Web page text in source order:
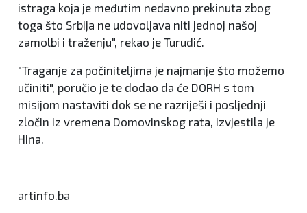
istraga koja je međutim nedavno prekinuta zbog
toga što Srbija ne udovoljava niti jednoj našoj
zamolbi i traženju", rekao je Turudić.
"Traganje za počiniteljima je najmanje što možemo
učiniti", poručio je te dodao da će DORH s tom
misijom nastaviti dok se ne razriješi i posljednji
zločin iz vremena Domovinskog rata, izvjestila je
Hina.
artinfo.ba